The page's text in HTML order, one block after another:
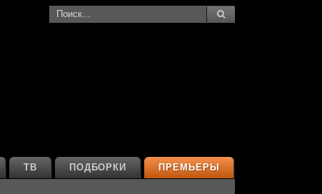
ПРЕМЬЕРЫ
ПОДБОРКИ
ТВ